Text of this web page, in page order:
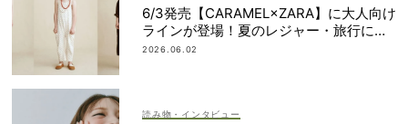
6/3発売【CARAMEL×ZARA】に大人向け
ラインが登場！夏のレジャー・旅行にも
おすすめ
2026.06.02
読み物・インタビュー